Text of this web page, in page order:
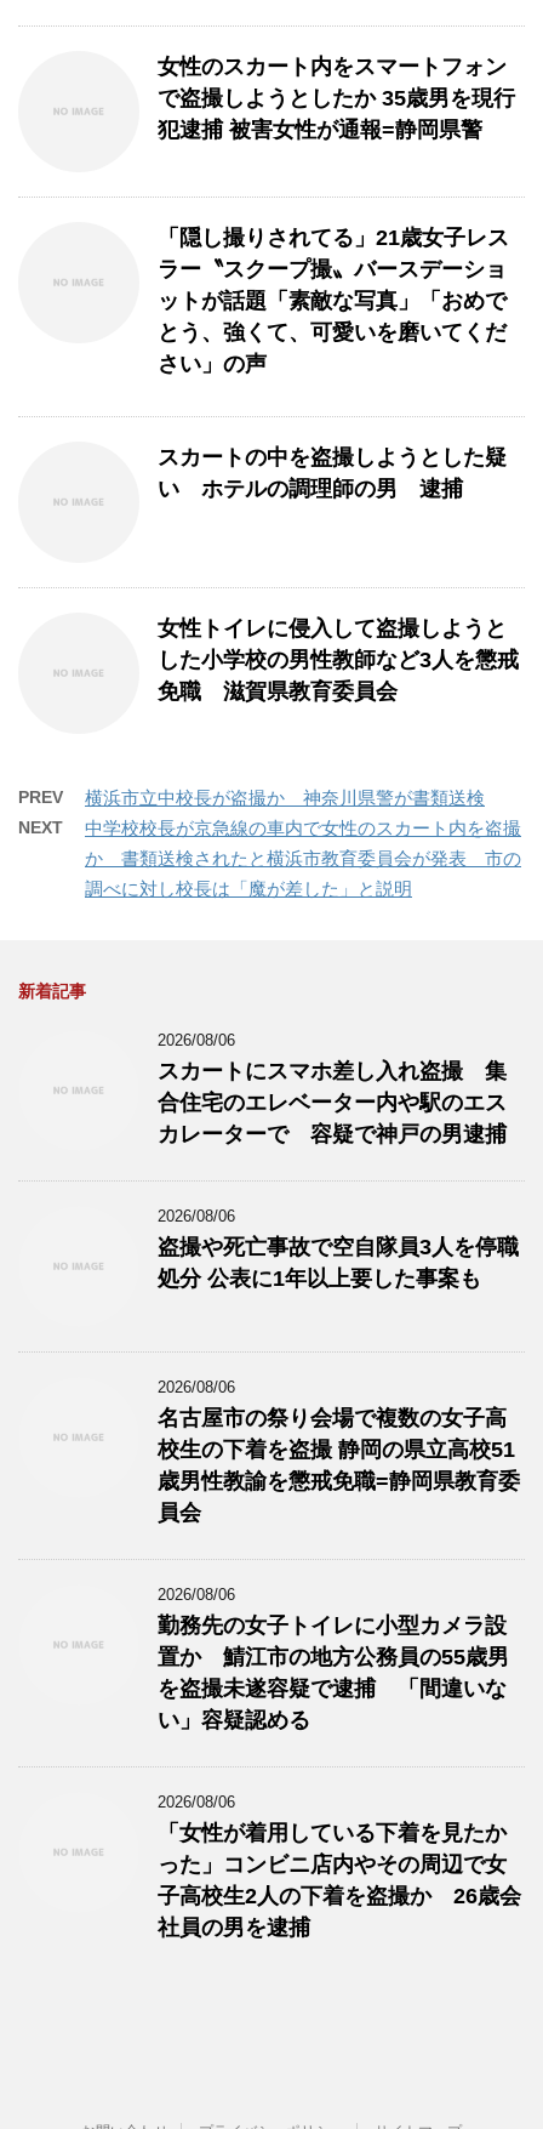
女性のスカート内をスマートフォン
で盗撮しようとしたか 35歳男を現行
犯逮捕 被害女性が通報=静岡県警
「隠し撮りされてる」21歳女子レス
ラー〝スクープ撮〟バースデーショ
ットが話題「素敵な写真」「おめで
とう、強くて、可愛いを磨いてくだ
さい」の声
スカートの中を盗撮しようとした疑
い ホテルの調理師の男 逮捕
女性トイレに侵入して盗撮しようと
した小学校の男性教師など3人を懲戒
免職 滋賀県教育委員会
PREV 横浜市立中校長が盗撮か 神奈川県警が書類送検
NEXT
中学校校長が京急線の車内で女性のスカート内を盗撮
か 書類送検されたと横浜市教育委員会が発表 市の
調べに対し校長は「魔が差した」と説明
新着記事
2026/08/06
スカートにスマホ差し入れ盗撮 集
合住宅のエレベーター内や駅のエス
カレーターで 容疑で神戸の男逮捕
2026/08/06
盗撮や死亡事故で空自隊員3人を停職
処分 公表に1年以上要した事案も
2026/08/06
名古屋市の祭り会場で複数の女子高
校生の下着を盗撮 静岡の県立高校51
歳男性教諭を懲戒免職=静岡県教育委
員会
2026/08/06
勤務先の女子トイレに小型カメラ設
置か 鯖江市の地方公務員の55歳男
を盗撮未遂容疑で逮捕 「間違いな
い」容疑認める
2026/08/06
「女性が着用している下着を見たか
った」コンビニ店内やその周辺で女
子高校生2人の下着を盗撮か 26歳会
社員の男を逮捕